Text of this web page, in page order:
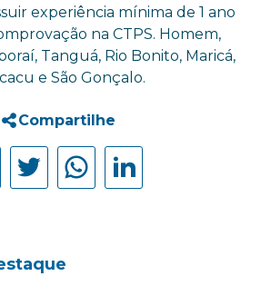
experiência mínima de 1 ano
na CTPS. Homem,
Tanguá, Rio Bonito, Maricá,
e São Gonçalo.
Compartilhe